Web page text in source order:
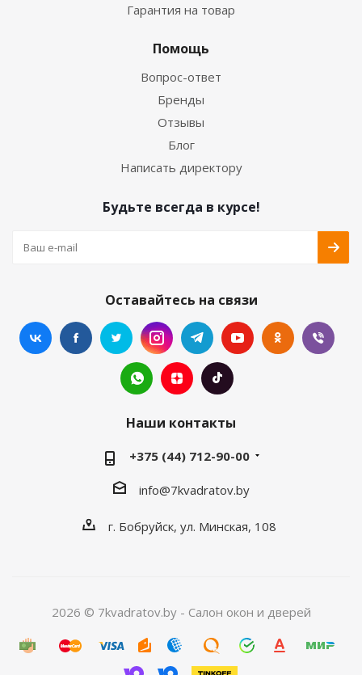
Гарантия на товар
Помощь
Вопрос-ответ
Бренды
Отзывы
Блог
Написать директору
Будьте всегда в курсе!
Оставайтесь на связи
Наши контакты
+375 (44) 712-90-00
info@7kvadratov.by
г. Бобруйск, ул. Минская, 108
2026 © 7kvadratov.by - Салон окон и дверей